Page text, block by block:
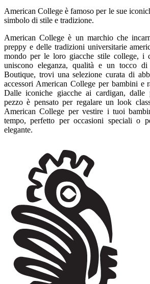
American College è famoso per le sue
simbolo di stile e tradizione.
American College è un marchio che
preppy e delle tradizioni universitarie
mondo per le loro giacche stile college, i
uniscono eleganza, qualità e un tocco di
Boutique, trovi una selezione curata di
accessori American College per bambini e
Dalle iconiche giacche ai cardigan, dalle
pezzo è pensato per regalare un look
American College per vestire i tuoi
tempo, perfetto per occasioni speciali o
elegante.